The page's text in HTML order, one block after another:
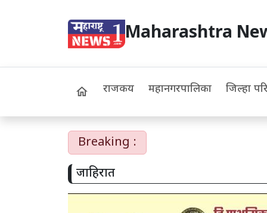
Maharashtra
home राजकीय महानगरपालिका जिल्हा
Breaking :
जाहिरात